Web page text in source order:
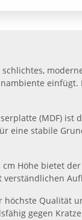
schlichtes,
(MDF)
eine stabile
Höhe bietet
höchste
gegen